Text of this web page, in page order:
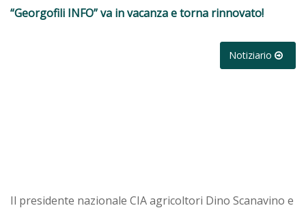
“Georgofili INFO” va in vacanza e torna rinnovato!
Notiziario
Il presidente nazionale CIA agricoltori Dino Scanavino e